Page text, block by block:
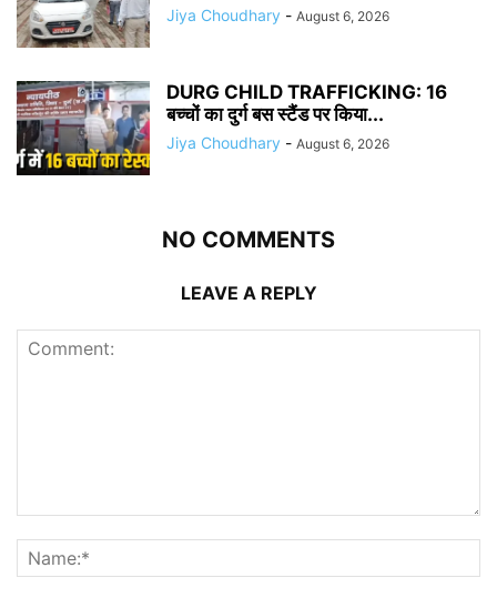
Jiya Choudhary - August 6, 2026
DURG CHILD TRAFFICKING: 16
बच्चों का दुर्ग बस स्टैंड पर किया...
Jiya Choudhary - August 6, 2026
NO COMMENTS
LEAVE A REPLY